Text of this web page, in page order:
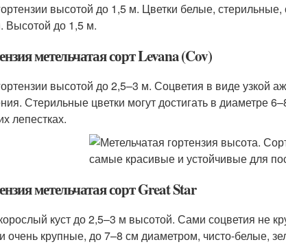
высотой до 1,5 м. Цветки белые,
Высотой до 1,5 м.
метельчатая сорт Levana (Cov)
высотой до 2,5–3 м. Соцветия в виде узкой
Стерильные цветки могут достигать в диаметре
лепестках.
метельчатая сорт Great Star
куст до 2,5–3 м высотой. Сами соцветия не
очень крупные, до 7–8 см диаметром, чисто-белые,